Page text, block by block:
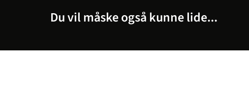
Du vil måske også kunne lide...